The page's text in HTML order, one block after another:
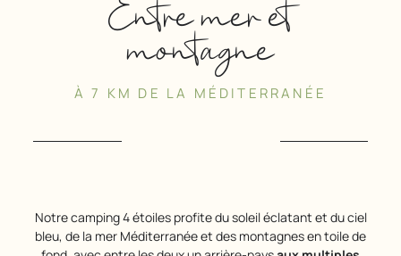
Entre mer et
montagne
À 7 KM DE LA MÉDITERRANÉE
Notre camping 4 étoiles profite du soleil éclatant et du ciel
bleu, de la mer Méditerranée et des montagnes en toile de